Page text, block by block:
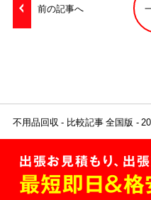
前の記事へ
不用品回収 比較記事 全国版
出張お見積もり、出
最短即日＆格